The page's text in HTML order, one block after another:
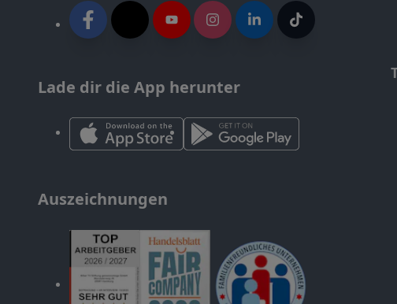
Lade dir die App herunter
Auszeichnungen